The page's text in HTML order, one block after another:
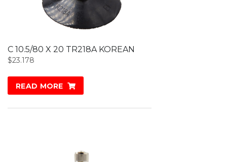
C 10.5/80 X 20 TR218A KOREAN
$23.178
READ MORE